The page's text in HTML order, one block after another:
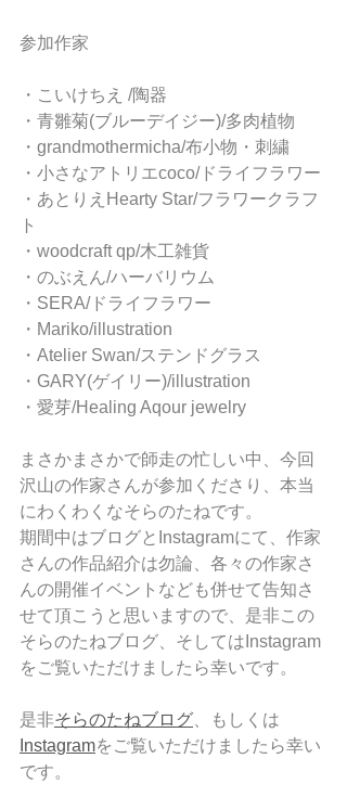
参加作家
・こいけちえ /陶器
・青雛菊(ブルーデイジー)/多肉植物
・grandmothermicha/布小物・刺繍
・小さなアトリエcoco/ドライフラワー
・あとりえHearty Star/フラワークラフ
ト
・woodcraft qp/木工雑貨
・のぶえん/ハーバリウム
・SERA/ドライフラワー
・Mariko/illustration
・Atelier Swan/ステンドグラス
・GARY(ゲイリー)/illustration
・愛芽/Healing Aqour jewelry
まさかまさかで師走の忙しい中、今回
沢山の作家さんが参加くださり、本当
にわくわくなそらのたねです。
期間中はブログとInstagramにて、作家
さんの作品紹介は勿論、各々の作家さ
んの開催イベントなども併せて告知さ
せて頂こうと思いますので、是非この
そらのたねブログ、そしてはInstagram
をご覧いただけましたら幸いです。
是非そらのたねブログ 、もしくは
Instagramをご覧いただけましたら幸い
です。